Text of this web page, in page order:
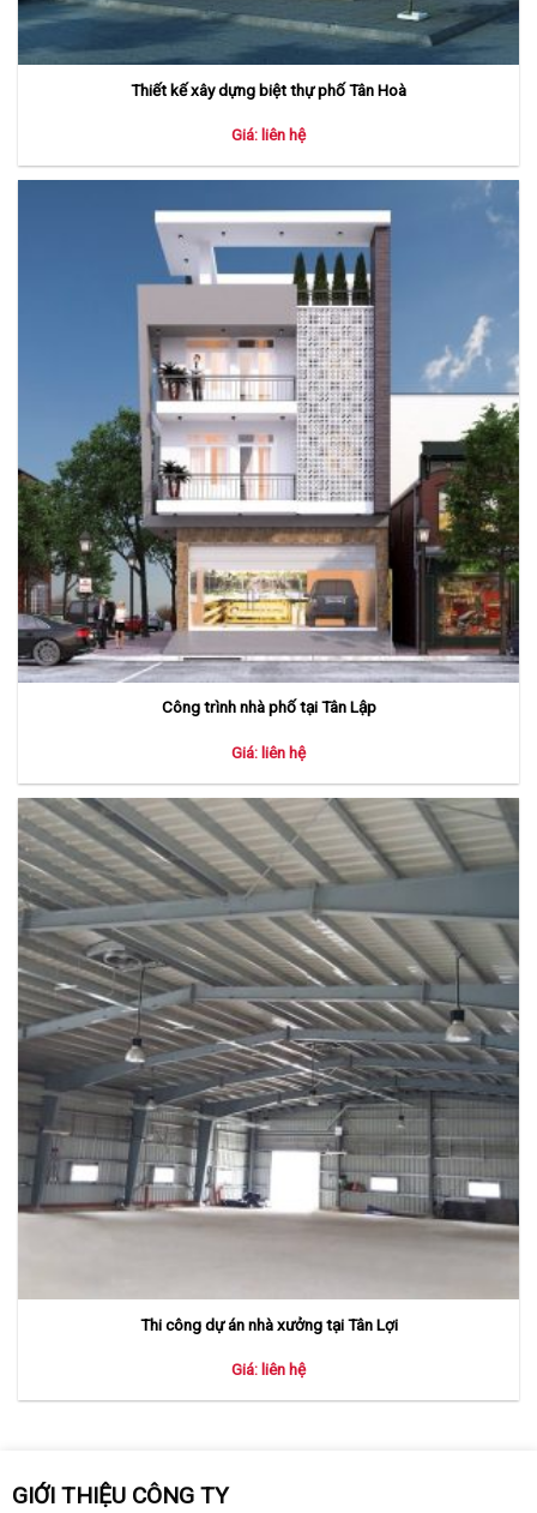
Thiết kế xây dựng biệt thự phố Tân Hoà
Giá: liên hệ
Công trình nhà phố tại Tân Lập
Giá: liên hệ
Thi công dự án nhà xưởng tại Tân Lợi
Giá: liên hệ
GIỚI THIỆU CÔNG TY